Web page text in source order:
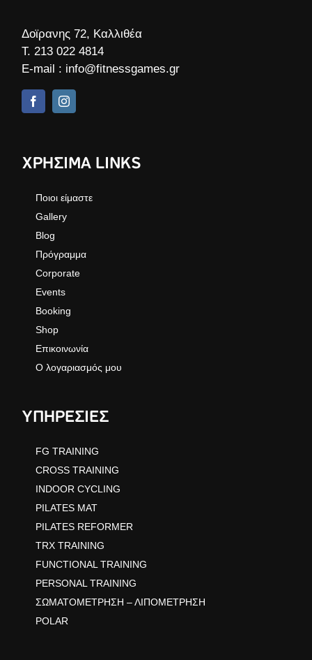
Δοϊρανης 72, Καλλιθέα
Τ.213 022 4814
E-mail : info@fitnessgames.gr
ΧΡΗΣΙΜΑ LINKS
Ποιοι είμαστε
Gallery
Blog
Πρόγραμμα
Corporate
Events
Booking
Shop
Επικοινωνία
Ο λογαριασμός μου
ΥΠΗΡΕΣΙΕΣ
FG TRAINING
CROSS TRAINING
INDOOR CYCLING
PILATES MAT
PILATES REFORMER
TRX TRAINING
FUNCTIONAL TRAINING
PERSONAL TRAINING
ΣΩΜΑΤΟΜΕΤΡΗΣΗ – ΛΙΠΟΜΕΤΡΗΣΗ
POLAR